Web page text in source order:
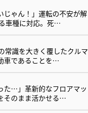
じゃん！」運転の不安が解
車種に対応。死…
常識を大きく覆したクルマ
車であることを…
た…」革新的なフロアマッ
そのまま活かせる…